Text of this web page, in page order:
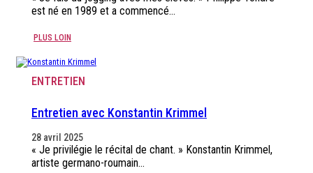
est né en 1989 et a commencé…
PLUS LOIN
ENTRETIEN
Entretien avec Konstantin Krimmel
28 avril 2025
« Je privilégie le récital de chant. » Konstantin Krimmel,
artiste germano-roumain…